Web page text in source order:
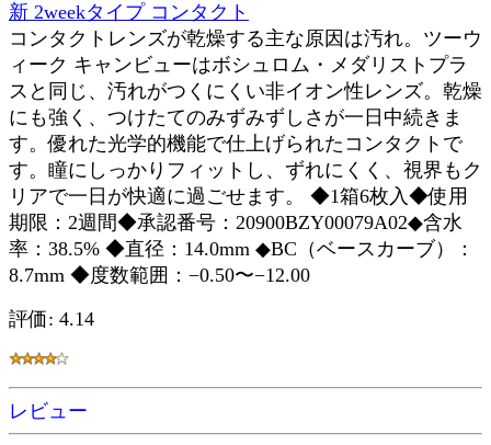
新 2weekタイプ コンタクト
コンタクトレンズが乾燥する主な原因は汚れ。ツーウ
ィーク キャンビューはボシュロム・メダリストプラ
スと同じ、汚れがつくにくい非イオン性レンズ。乾燥
にも強く、つけたてのみずみずしさが一日中続きま
す。優れた光学的機能で仕上げられたコンタクトで
す。瞳にしっかりフィットし、ずれにくく、視界もク
リアで一日が快適に過ごせます。 ◆1箱6枚入◆使用
期限：2週間◆承認番号：20900BZY00079A02◆含水
率：38.5% ◆直径：14.0mm ◆BC（ベースカーブ）：
8.7mm ◆度数範囲：−0.50〜−12.00
評価: 4.14
レビュー